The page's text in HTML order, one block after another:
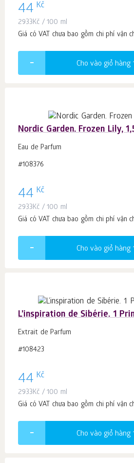
44 Kč
2933Kč / 100 ml
Giá có VAT chưa bao gồm chi phí vận
Cho vào giỏ hàng
Nordic Garden. Frozen Lily,
Eau de Parfum
#108376
44 Kč
2933Kč / 100 ml
Giá có VAT chưa bao gồm chi phí vận
Cho vào giỏ hàng
L’inspiration de Sibérie. 1
Extrait de Parfum
#108423
44 Kč
2933Kč / 100 ml
Giá có VAT chưa bao gồm chi phí vận
Cho vào giỏ hàng